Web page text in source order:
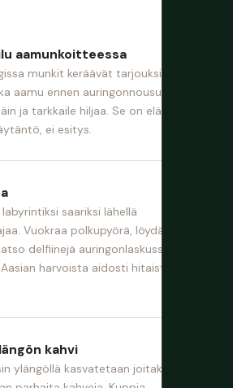
aamunkoitteessa
munkit keräävät tarjouksia
aamu ennen auringonnousua.
ja tarkkaile hiljaa. Se on elävä
ei esitys.
saariksi lähellä
Vuokraa polkupyörä, löydä
delfiinejä auringonlaskussa.
harvoista aidosti hitaista
kahvi
ylängöllä kasvatetaan joitakin